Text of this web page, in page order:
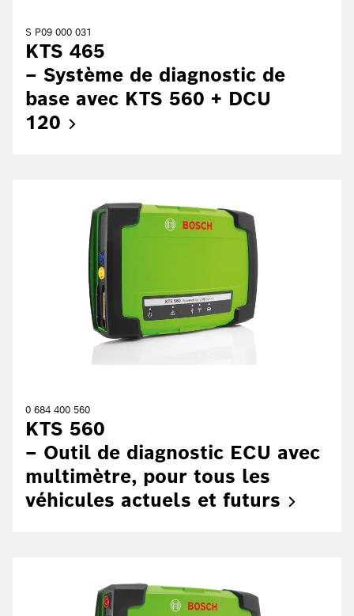
S P09 000 031
KTS 465
– Système de diagnostic de
base avec KTS 560 + DCU
120
0 684 400 560
KTS 560
– Outil de diagnostic ECU avec
multimètre, pour tous les
véhicules actuels et futurs